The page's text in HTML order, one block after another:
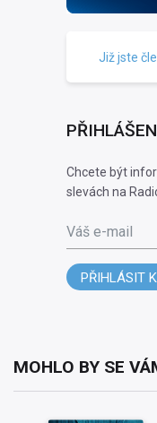
Již jste
Chcete být
slevách na
Váš e-mail
PŘIHLÁSIT
MOHLO BY SE